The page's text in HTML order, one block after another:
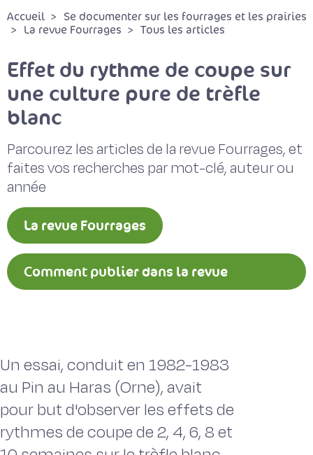
Accueil
Se documenter sur les fourrages et les prairies
La revue Fourrages
Tous les articles
Effet du rythme de coupe sur
une culture pure de trèfle
blanc
Parcourez les articles de la revue Fourrages, et
faites vos recherches par mot-clé, auteur ou
année
La revue Fourrages
Comment publier dans la revue
Un essai, conduit en 1982-1983
au Pin au Haras (Orne), avait
pour but d'observer les effets de
rythmes de coupe de 2, 4, 6, 8 et